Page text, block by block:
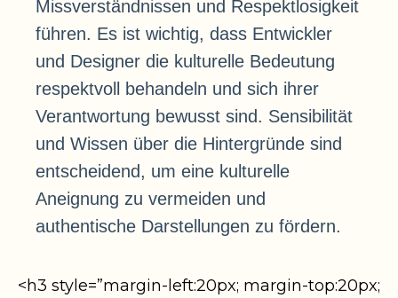
Missverständnissen und Respektlosigkeit
führen. Es ist wichtig, dass Entwickler
und Designer die kulturelle Bedeutung
respektvoll behandeln und sich ihrer
Verantwortung bewusst sind. Sensibilität
und Wissen über die Hintergründe sind
entscheidend, um eine kulturelle
Aneignung zu vermeiden und
authentische Darstellungen zu fördern.
<h3 style=”margin-left:20px; margin-top:20px;